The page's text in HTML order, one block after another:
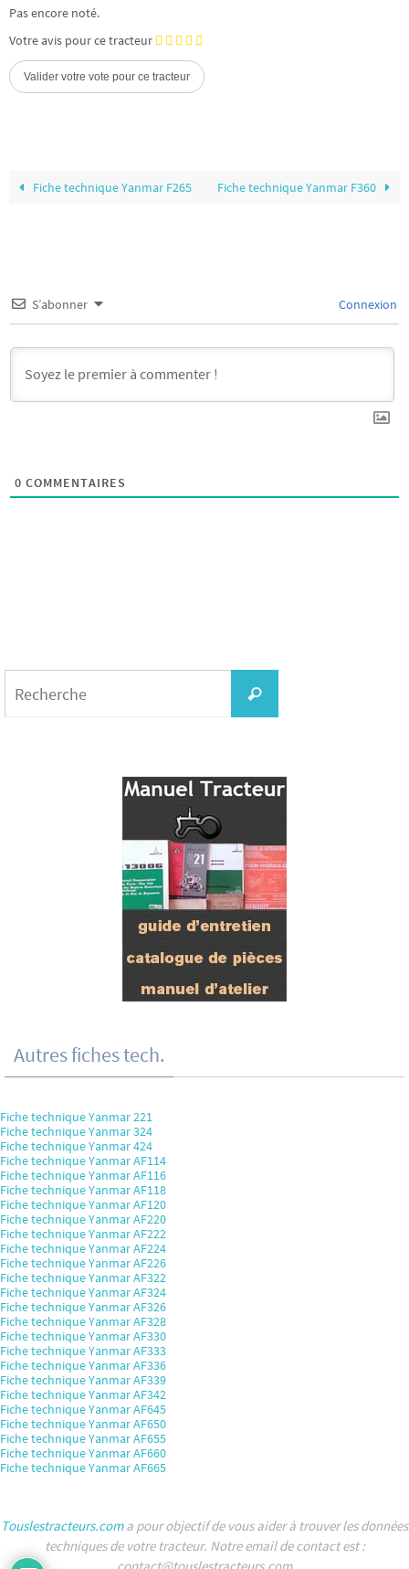
Pas encore noté.
Votre avis pour ce tracteur
Fiche technique Yanmar F265 Fiche technique Yanmar F360
S’abonner Connexion
0 COMMENTAIRES
Recherche
Autres fiches tech.
Fiche technique Yanmar 221
Fiche technique Yanmar 324
Fiche technique Yanmar 424
Fiche technique Yanmar AF114
Fiche technique Yanmar AF116
Fiche technique Yanmar AF118
Fiche technique Yanmar AF120
Fiche technique Yanmar AF220
Fiche technique Yanmar AF222
Fiche technique Yanmar AF224
Fiche technique Yanmar AF226
Fiche technique Yanmar AF322
Fiche technique Yanmar AF324
Fiche technique Yanmar AF326
Fiche technique Yanmar AF328
Fiche technique Yanmar AF330
Fiche technique Yanmar AF333
Fiche technique Yanmar AF336
Fiche technique Yanmar AF339
Fiche technique Yanmar AF342
Fiche technique Yanmar AF645
Fiche technique Yanmar AF650
Fiche technique Yanmar AF655
Fiche technique Yanmar AF660
Fiche technique Yanmar AF665
Touslestracteurs.coma pour objectif de vous aider à trouver les données
techniques de votre tracteur. Notre email de contact est :